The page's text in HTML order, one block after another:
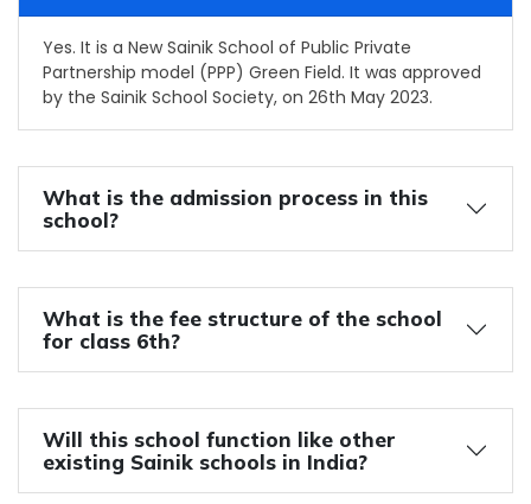
Yes. It is a New Sainik School of Public Private
Partnership model (PPP) Green Field. It was approved
by the Sainik School Society, on 26th May 2023.
What is the admission process in this
school?
What is the fee structure of the school
for class 6th?
Will this school function like other
existing Sainik schools in India?